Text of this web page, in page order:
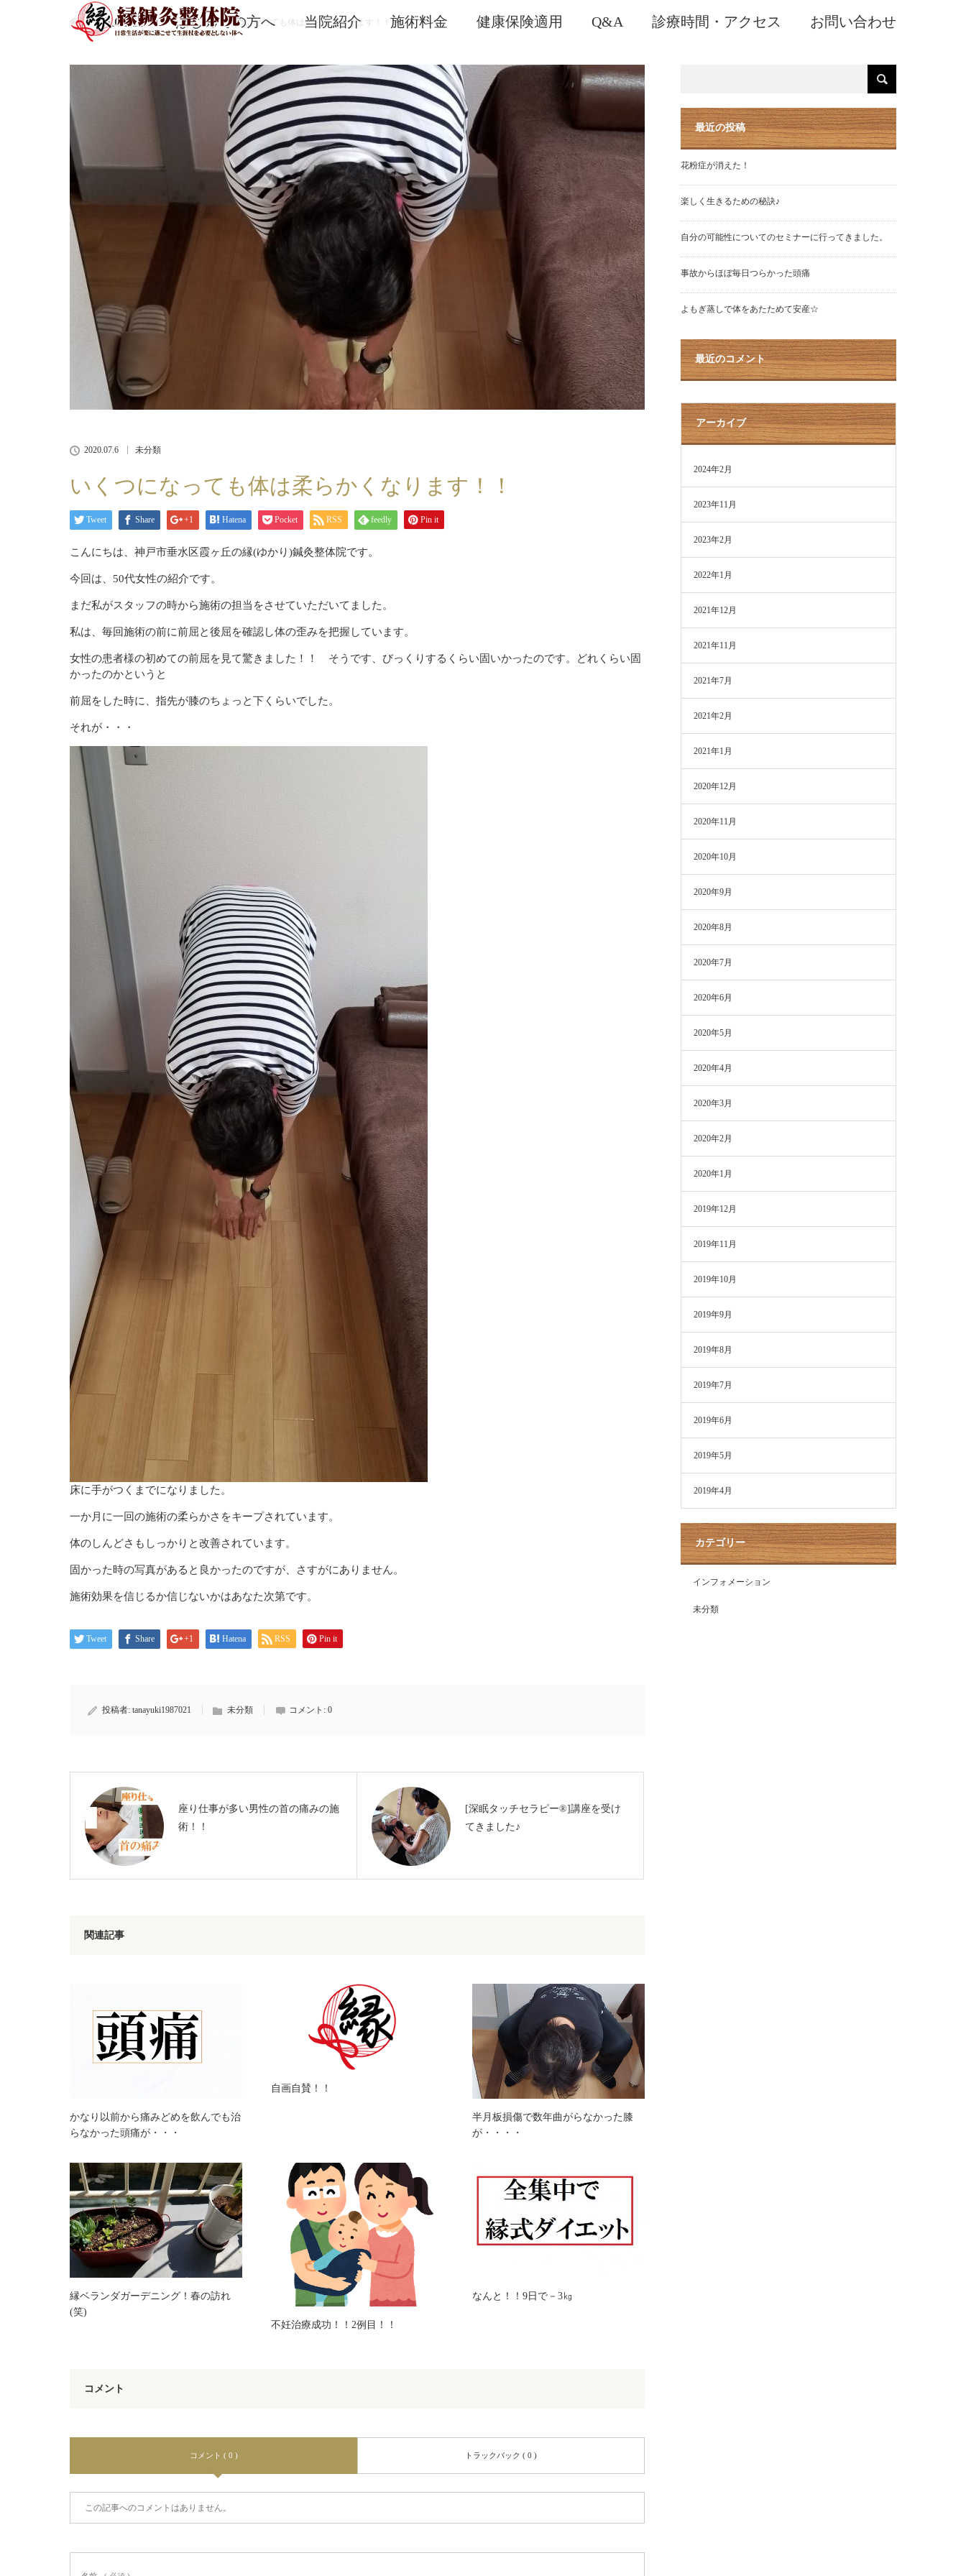
HOME はじめての方へ 当院紹介 施術料金 健康保険適用 Q&A 診療時間・アクセス お問い合わせ
ホーム
ブログ一覧
未分類 いくつになっても体は柔らかくなります！！
2020.07.6 未分類
いくつになっても体は柔らかくなります！！
Tweet Share +1 Hatena Pocket RSS feedly Pin it
こんにちは、神戸市垂水区霞ヶ丘の縁(ゆかり)鍼灸整体院です。
今回は、50代女性の紹介です。
まだ私がスタッフの時から施術の担当をさせていただいてました。
私は、毎回施術の前に前屈と後屈を確認し体の歪みを把握しています。
女性の患者様の初めての前屈を見て驚きました！！ そうです、びっくりするくらい固いかったのです。どれくらい固
かったのかというと
前屈をした時に、指先が膝のちょっと下くらいでした。
それが・・・
床に手がつくまでになりました。
一か月に一回の施術の柔らかさをキープされています。
体のしんどさもしっかりと改善されています。
固かった時の写真があると良かったのですが、さすがにありません。
施術効果を信じるか信じないかはあなた次第です。
Tweet Share +1 Hatena RSS Pin it
投稿者: tanayuki1987021 未分類 コメント: 0
座り仕事が多い男性の首の痛みの施
術！！
[深眠タッチセラピー®️]講座を受け
てきました♪
関連記事
かなり以前から痛みどめを飲んでも治
らなかった頭痛が・・・
自画自賛！！
半月板損傷で数年曲がらなかった膝
が・・・・
縁ベランダガーデニング！春の訪れ
(笑)
不妊治療成功！！2例目！！
なんと！！9日で－3㎏
コメント
コメント ( 0 ) トラックバック ( 0 )
この記事へのコメントはありません。
最近の投稿
花粉症が消えた！
楽しく生きるための秘訣♪
自分の可能性についてのセミナーに行ってきました。
事故からほぼ毎日つらかった頭痛
よもぎ蒸しで体をあたためて安産☆
最近のコメント
アーカイブ
2024年2月
2023年11月
2023年2月
2022年1月
2021年12月
2021年11月
2021年7月
2021年2月
2021年1月
2020年12月
2020年11月
2020年10月
2020年9月
2020年8月
2020年7月
2020年6月
2020年5月
2020年4月
2020年3月
2020年2月
2020年1月
2019年12月
2019年11月
2019年10月
2019年9月
2019年8月
2019年7月
2019年6月
2019年5月
2019年4月
カテゴリー
インフォメーション
未分類